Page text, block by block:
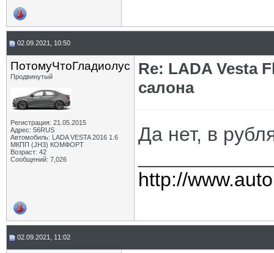
02.09.2021, 10:50
ПотомуЧтоГладиолус
Продвинутый
Регистрация: 21.05.2015
Адрес: 56RUS
Автомобиль: LADA VESTA 2016 1.6
МКПП (JH3) КОМФОРТ
Возраст: 42
Сообщений: 7,026
Re: LADA Vesta
салона
Да нет, в
http://
02.09.2021, 11:02